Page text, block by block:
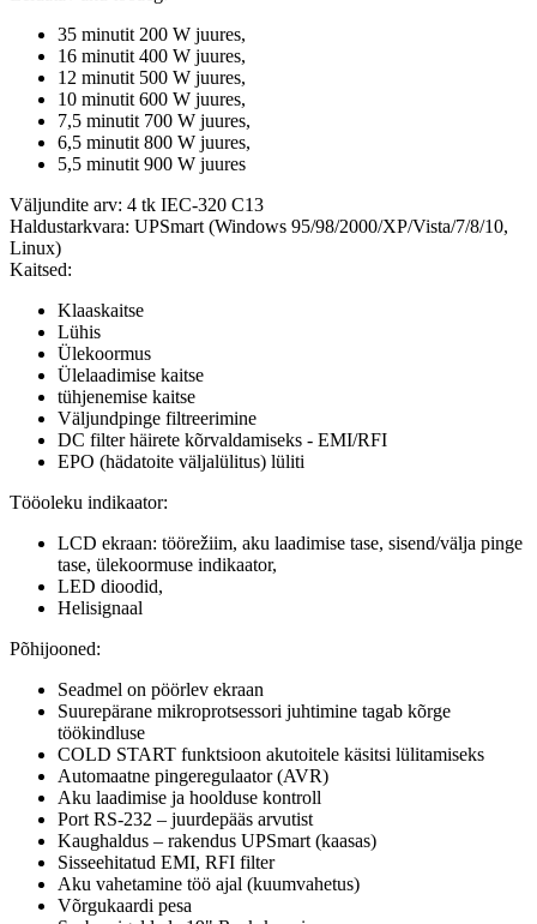
35 minutit 200 W juures,
16 minutit 400 W juures,
12 minutit 500 W juures,
10 minutit 600 W juures,
7,5 minutit 700 W juures,
6,5 minutit 800 W juures,
5,5 minutit 900 W juures
Väljundite arv: 4 tk IEC-320 C13
Haldustarkvara: UPSmart (Windows 95/98/2000/XP/Vista/7/8/10,
Linux)
Kaitsed:
Klaaskaitse
Lühis
Ülekoormus
Ülelaadimise kaitse
tühjenemise kaitse
Väljundpinge filtreerimine
DC filter häirete kõrvaldamiseks - EMI/RFI
EPO (hädatoite väljalülitus) lüliti
Tööoleku indikaator:
LCD ekraan: töörežiim, aku laadimise tase, sisend/välja pinge
tase, ülekoormuse indikaator,
LED dioodid,
Helisignaal
Põhijooned:
Seadmel on pöörlev ekraan
Suurepärane mikroprotsessori juhtimine tagab kõrge
töökindluse
COLD START funktsioon akutoitele käsitsi lülitamiseks
Automaatne pingeregulaator (AVR)
Aku laadimise ja hoolduse kontroll
Port RS-232 – juurdepääs arvutist
Kaughaldus – rakendus UPSmart (kaasas)
Sisseehitatud EMI, RFI filter
Aku vahetamine töö ajal (kuumvahetus)
Võrgukaardi pesa